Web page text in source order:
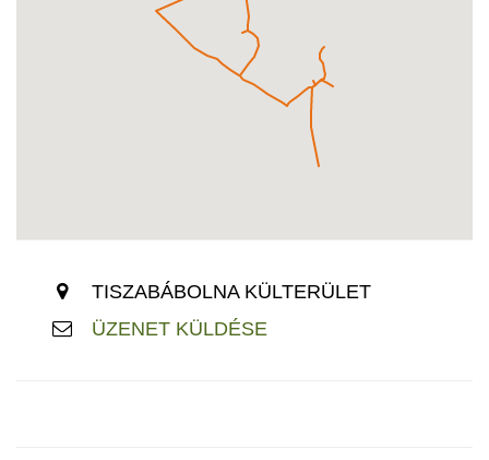
TISZABÁBOLNA KÜLTERÜLET
ÜZENET KÜLDÉSE